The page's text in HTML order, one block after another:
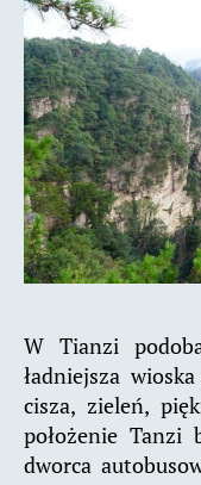
W Tianzi
ładniejsza
cisza, zieleń,
położenie Tanzi
dworca